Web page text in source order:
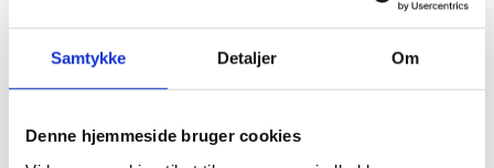
Samtykke Detaljer Om
Denne hjemmeside bruger cookies
noget, der vækker begejstring hos Wear&Care
Technologies. Det fortæller kommunikations-
og markedsføringsmedarbejder hos Wear&Care
Og selvom både Louise Friis og Trine Faaborg